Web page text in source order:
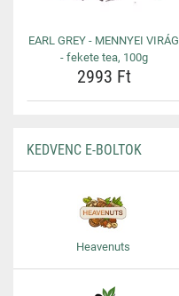
EARL GREY - MENNYEI VIRÁG
- fekete tea, 100g
2993 Ft
KEDVENC E-BOLTOK
Heavenuts